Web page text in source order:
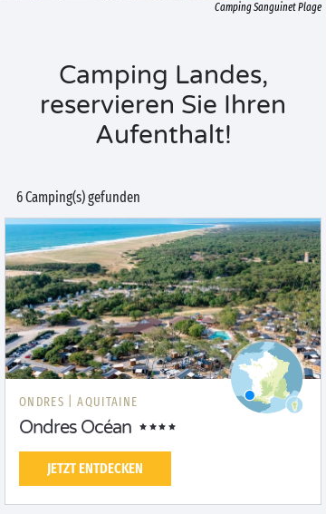
Camping Sanguinet Plage
Camping Landes,
reservieren Sie Ihren
Aufenthalt!
6 Camping(s) gefunden
ONDRES | AQUITAINE
Ondres Océan
JETZT ENTDECKEN